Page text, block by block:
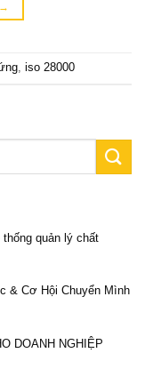
→
, iso 28000
quản lý chất
& Cơ Hội Chuyển Mình
DOANH NGHIỆP